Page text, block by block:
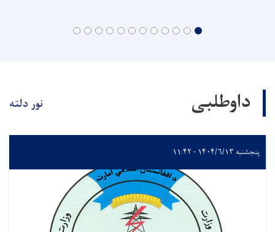
داوطلبی نور دلته
پنجشنبه ۱۴۰۴/۶/۱۳ - ۱۱:۴۲